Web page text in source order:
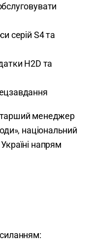
серій S4 та
H2D та
менеджер
національний
напрям